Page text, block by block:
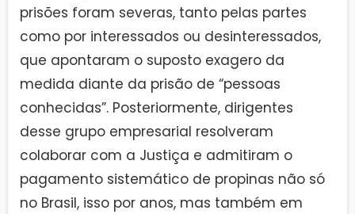
prisões foram severas, tanto pelas partes
como por interessados ou desinteressados,
que apontaram o suposto exagero da
medida diante da prisão de “pessoas
conhecidas”. Posteriormente, dirigentes
desse grupo empresarial resolveram
colaborar com a Justiça e admitiram o
pagamento sistemático de propinas não só
no Brasil, isso por anos, mas também em